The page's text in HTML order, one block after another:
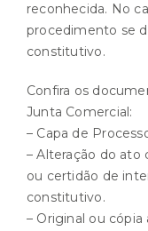
reconhecida. No
procedimento se
constitutivo.
Confira os
Junta Comercial:
– Capa de
– Alteração do ato
ou certidão de
constitutivo.
– Original ou